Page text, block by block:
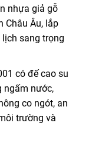
nhựa giả gỗ
Châu Âu, lắp
sang trọng
có đế cao su
ngấm nước,
co ngót, an
trường và